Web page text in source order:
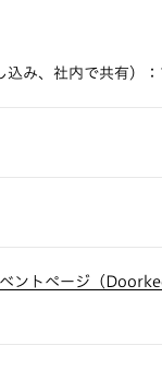
込み、社内で共有）
ントページ（